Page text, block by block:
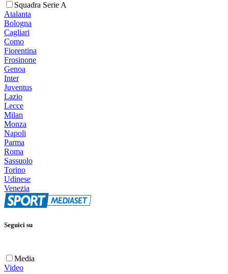
Squadra Serie A
Atalanta
Bologna
Cagliari
Como
Fiorentina
Frosinone
Genoa
Inter
Juventus
Lazio
Lecce
Milan
Monza
Napoli
Parma
Roma
Sassuolo
Torino
Udinese
Venezia
Seguici su
Media
Video